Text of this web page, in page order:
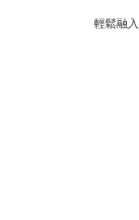
輕鬆融